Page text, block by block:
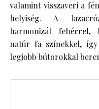
valamint visszaveri a
helyiség. A
harmonizál fehérrel,
natúr fa színekkel,
legjobb bútorokkal